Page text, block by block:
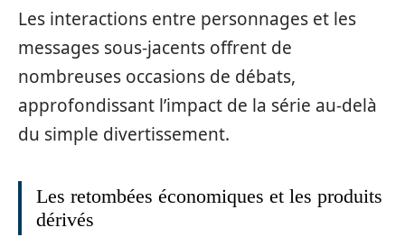
Les interactions entre personnages et les
messages sous-jacents offrent de
nombreuses occasions de débats,
approfondissant l’impact de la série au-delà
du simple divertissement.
Les retombées économiques et les produits
dérivés